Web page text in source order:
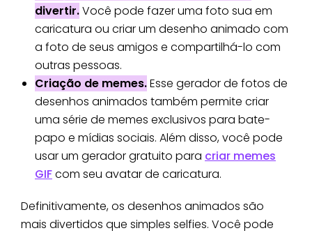
divertir.Você pode fazer uma foto sua em
caricatura ou criar um desenho animado com
a foto de seus amigos e compartilhá-lo com
outras pessoas.
Criação de memes.Esse gerador de fotos de
desenhos animados também permite criar
uma série de memes exclusivos para bate-
papo e mídias sociais. Além disso, você pode
usar um gerador gratuito para criar memes
GIFcom seu avatar de caricatura.
Definitivamente, os desenhos animados são
mais divertidos que simples selfies. Você pode